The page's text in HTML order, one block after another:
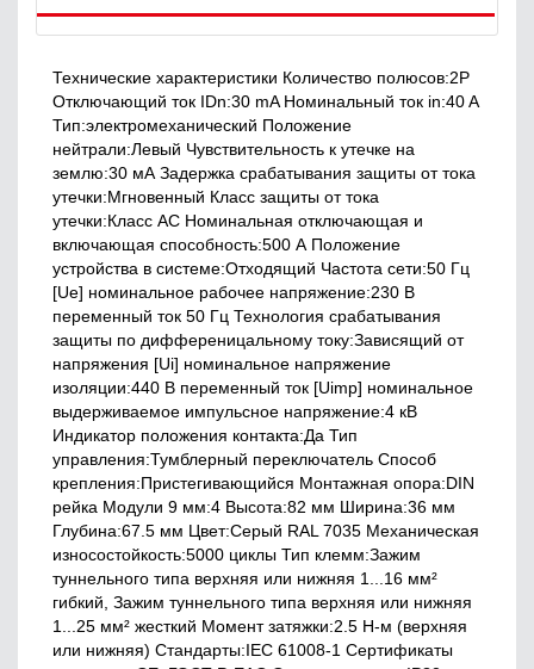
Технические характеристики Количество полюсов:2P
Отключающий ток IDn:30 mA Номинальный ток in:40 A
Тип:электромеханический Положение
нейтрали:Левый Чувствительность к утечке на
землю:30 мА Задержка срабатывания защиты от тока
утечки:Мгновенный Класс защиты от тока
утечки:Класс АС Номинальная отключающая и
включающая способность:500 А Положение
устройства в системе:Отходящий Частота сети:50 Гц
[Ue] номинальное рабочее напряжение:230 В
переменный ток 50 Гц Технология срабатывания
защиты по дифференицальному току:Зависящий от
напряжения [Ui] номинальное напряжение
изоляции:440 В переменный ток [Uimp] номинальное
выдерживаемое импульсное напряжение:4 кВ
Индикатор положения контакта:Да Тип
управления:Тумблерный переключатель Способ
крепления:Пристегивающийся Монтажная опора:DIN
рейка Модули 9 мм:4 Высота:82 мм Ширина:36 мм
Глубина:67.5 мм Цвет:Серый RAL 7035 Механическая
износостойкость:5000 циклы Тип клемм:Зажим
туннельного типа верхняя или нижняя 1...16 мм²
гибкий, Зажим туннельного типа верхняя или нижняя
1...25 мм² жесткий Момент затяжки:2.5 Н-м (верхняя
или нижняя) Стандарты:IEC 61008-1 Сертификаты